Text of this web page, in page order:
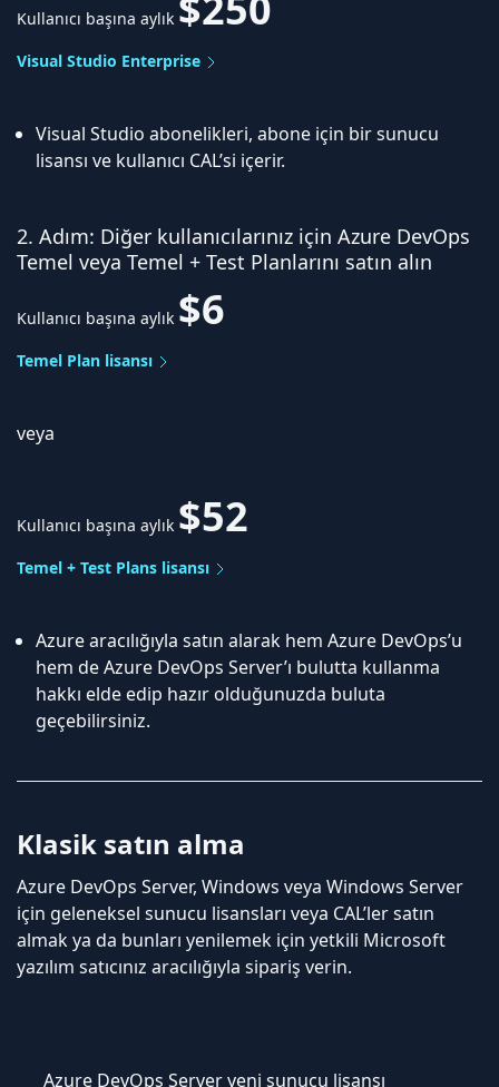
Kullanıcı başına aylık
Visual Studio Enterprise
Visual Studio abonelikleri, abone için bir sunucu
lisansı ve kullanıcı CAL’si içerir.
2. Adım: Diğer kullanıcılarınız için Azure DevOps
Temel veya Temel + Test Planlarını satın alın
Kullanıcı başına aylık $6
Temel Plan lisansı
veya
Kullanıcı başına aylık $52
Temel + Test Plans lisansı
Azure aracılığıyla satın alarak hem Azure DevOps’u
hem de Azure DevOps Server’ı bulutta kullanma
hakkı elde edip hazır olduğunuzda buluta
geçebilirsiniz.
Klasik satın alma
Azure DevOps Server, Windows veya Windows Server
için geleneksel sunucu lisansları veya CAL’ler satın
almak ya da bunları yenilemek için yetkili Microsoft
yazılım satıcınız aracılığıyla sipariş verin.
Azure DevOps Server yeni sunucu lisansı